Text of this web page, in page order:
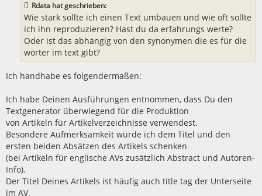
Rdata hat geschrieben:
Wie stark sollte ich einen Text umbauen und wie oft sollte
ich ihn reproduzieren? Hast du da erfahrungs werte?
Oder ist das abhängig von den synonymen die es für die
wörter im text gibt?
Ich handhabe es folgendermaßen:
Ich habe Deinen Ausführungen entnommen, dass Du den
Textgenerator überwiegend für die Produktion
von Artikeln für Artikelverzeichnisse verwendest.
Besondere Aufmerksamkeit würde ich dem Titel und den
ersten beiden Absätzen des Artikels schenken
(bei Artikeln für englische AVs zusätzlich Abstract und Autoren-
Info).
Der Titel Deines Artikels ist häufig auch title tag der Unterseite
im AV.